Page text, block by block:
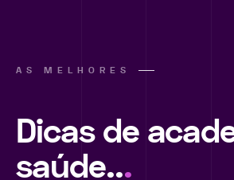
AS MELHORES
Dicas de
saúde...